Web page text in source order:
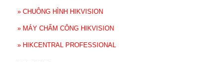
» CHUÔNG HÌNH HIKVISION
» MÁY CHẤM CÔNG HIKVISION
» HIKCENTRAL PROFESSIONAL